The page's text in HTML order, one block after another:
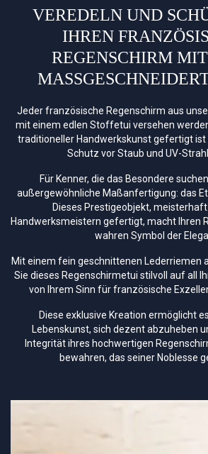
VEREDELN UND
IHREN
REGENSCHIRM
Jeder französische Regenschirm aus
mit einem edlen Stoffetui versehen
traditioneller Handwerkskunst gefertigt ist
Schutz vor Staub und UV-
Für Kenner, die das Besondere
außergewöhnliche Maßanfertigung: das
Dieses Prestigeobjekt,
Handwerksmeistern gefertigt, macht Ihren
wahren Symbol der
Mit einem fein geschnittenen Lederriemen
Sie dieses Regenschirmetui stilvoll auf all
von Ihrem Sinn für französische
Diese exklusive Kreation ermöglicht
Lebenskunst, sich dezent abzuheben
Integrität ihres hochwertigen
bewahren, das seiner Noblesse